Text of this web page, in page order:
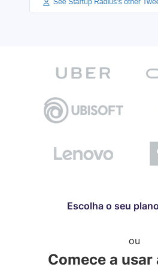
Escolha o seu
ou
Comece a usar